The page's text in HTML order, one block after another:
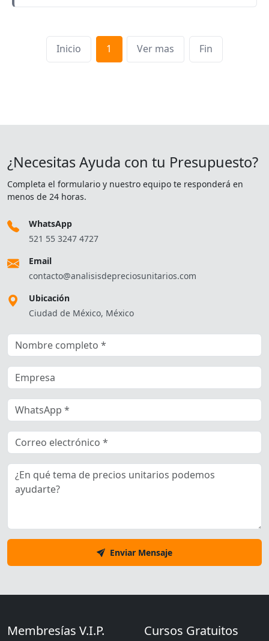
Inicio 1 Ver mas Fin
¿Necesitas Ayuda con tu Presupuesto?
Completa el formulario y nuestro equipo te responderá en
menos de 24 horas.
WhatsApp
521 55 3247 4727
Email
contacto@analisisdepreciosunitarios.com
Ubicación
Ciudad de México, México
Enviar Mensaje
Membresías V.I.P. Cursos Gratuitos